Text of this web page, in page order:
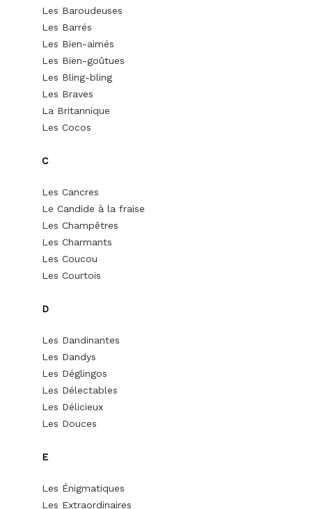
Les Baroudeuses
Les Barrés
Les Bien-aimés
Les Bien-goûtues
Les Bling-bling
Les Braves
La Britannique
Les Cocos
C
Les Cancres
Le Candide à la fraise
Les Champêtres
Les Charmants
Les Coucou
Les Courtois
D
Les Dandinantes
Les Dandys
Les Déglingos
Les Délectables
Les Délicieux
Les Douces
E
Les Énigmatiques
Les Extraordinaires